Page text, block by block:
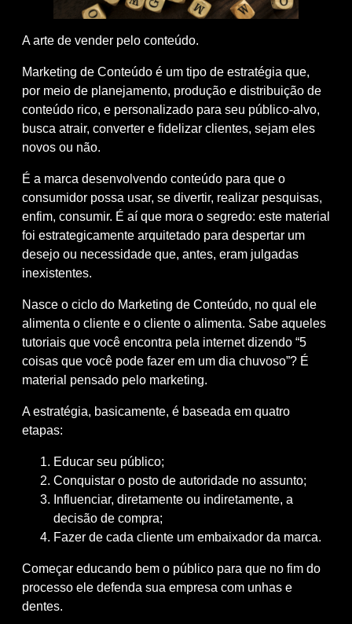
A arte de vender pelo conteúdo.
Marketing de Conteúdo é um tipo de estratégia que,
por meio de planejamento, produção e distribuição de
conteúdo rico, e personalizado para seu público-alvo,
busca atrair, converter e fidelizar clientes, sejam eles
novos ou não.
É a marca desenvolvendo conteúdo para que o
consumidor possa usar, se divertir, realizar pesquisas,
enfim, consumir. É aí que mora o segredo: este material
foi estrategicamente arquitetado para despertar um
desejo ou necessidade que, antes, eram julgadas
inexistentes.
Nasce o ciclo do Marketing de Conteúdo, no qual ele
alimenta o cliente e o cliente o alimenta. Sabe aqueles
tutoriais que você encontra pela internet dizendo “5
coisas que você pode fazer em um dia chuvoso”? É
material pensado pelo marketing.
A estratégia, basicamente, é baseada em quatro
etapas:
Educar seu público;
Conquistar o posto de autoridade no assunto;
Influenciar, diretamente ou indiretamente, a
decisão de compra;
Fazer de cada cliente um embaixador da marca.
Começar educando bem o público para que no fim do
processo ele defenda sua empresa com unhas e
dentes.